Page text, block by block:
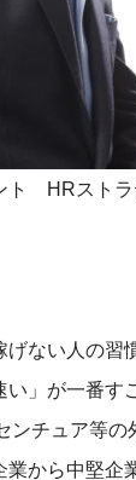
ト HRストラ
ない人の習
番すごい
ンチュア等
から中堅企